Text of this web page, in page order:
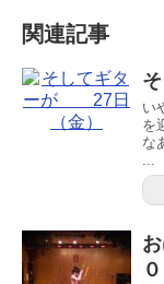
関連記事
い
を
な
...